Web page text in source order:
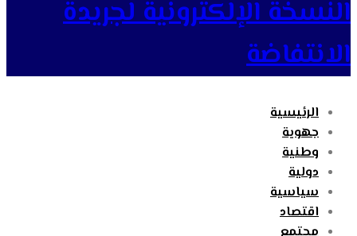
النسخة الإلكترونية لجريدة
الانتفاضة
الرئيسية
جهوية
وطنية
دولية
سياسية
اقتصاد